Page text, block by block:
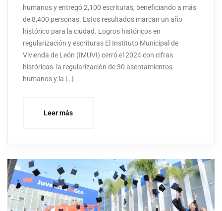
humanos y entregó 2,100 escrituras, beneficiando a más
de 8,400 personas. Estos resultados marcan un año
histórico para la ciudad. Logros históricos en
regularización y escrituras El Instituto Municipal de
Vivienda de León (IMUVI) cerró el 2024 con cifras
históricas: la regularización de 30 asentamientos
humanos y la […]
Leer más